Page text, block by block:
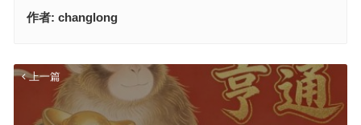
作者: changlong
上一篇